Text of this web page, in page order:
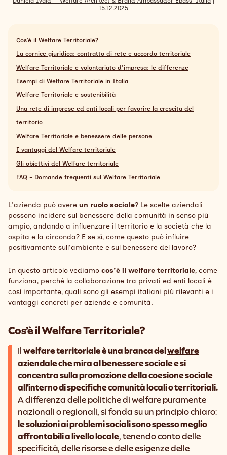
15.12.2025
Cos’è il Welfare Territoriale?
La cornice giuridica: contratto di rete e accordo territoriale
Welfare Territoriale e volontariato d'impresa: le differenze
Esempi di Welfare Territoriale in Italia
Welfare Territoriale e sostenibilità
Una rete di imprese ed enti locali per favorire la crescita del
territorio
Welfare Territoriale e benessere delle persone
I vantaggi del Welfare territoriale
Gli obiettivi del Welfare territoriale
FAQ - Domande frequenti sul Welfare Territoriale
L'azienda può avere un ruolo sociale? Le scelte aziendali
possono incidere sul benessere della comunità in senso più
ampio, andando a influenzare il territorio e la società che la
ospita e la circonda? E se sì, come questo può influire
positivamente sull'ambiente e sul benessere del lavoro?
In questo articolo vediamo cos'è il welfare territoriale, come
funziona, perché la collaborazione tra privati ed enti locali è
così importante, quali sono gli esempi italiani più rilevanti e i
vantaggi concreti per aziende e comunità.
Cos’è il Welfare Territoriale?
Il welfare territoriale è una branca delwelfare
aziendaleche mira al benessere sociale e si
concentra sulla promozione della coesione sociale
all'interno di specifiche comunità locali o territoriali.
A differenza delle politiche di welfare puramente
nazionali o regionali, si fonda su un principio chiaro:
le soluzioni ai problemi sociali sono spesso meglio
affrontabili a livello locale, tenendo conto delle
specificità, delle risorse e delle esigenze delle